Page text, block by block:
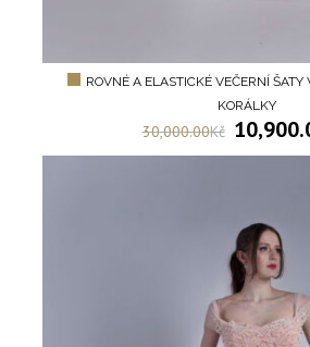
ROVNÉ A ELASTICKÉ VEČERNÍ ŠATY
KORÁLKY
30,000.00Kč